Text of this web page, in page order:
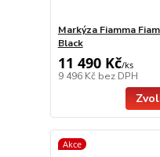
Markýza Fiamma
Black
11 490 Kč/ks
9 496 Kč bez DPH
Akce